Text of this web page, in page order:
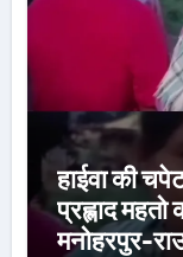
हाईवा की
प्रह्लाद
मनोहरपुर-